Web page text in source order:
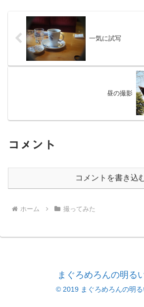
一気に試写
昼の撮影
コメント
コメントを書き込
ホーム 撮ってみた
まぐろめろんの明る
© 2019 まぐろめろんの明る